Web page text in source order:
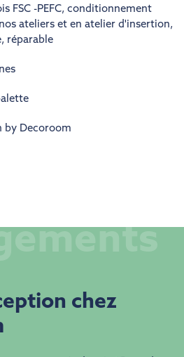
FSC -PEFC, conditionnement
ateliers et en atelier d'insertion,
, réparable
by Decoroom
chez